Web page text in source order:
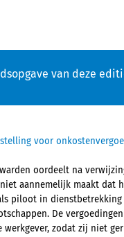
van deze
voor
oordeelt na
niet aannemelijk maakt dat
piloot in
De
werkgever, zodat zij niet